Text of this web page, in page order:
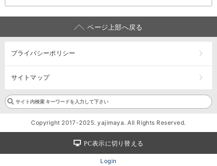
ページ上部へ戻る
プライバシーポリシー
サイトマップ
Copyright 2017-2025. yajimaya. All Rights Reserved.
PC表示に切り替える
Login